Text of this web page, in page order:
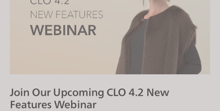
Join Our Upcoming CLO 4.2 New
Features Webinar